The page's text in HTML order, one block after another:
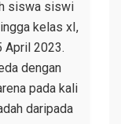
siswa siswi
kelas xI,
April 2023.
dengan
pada kali
daripada